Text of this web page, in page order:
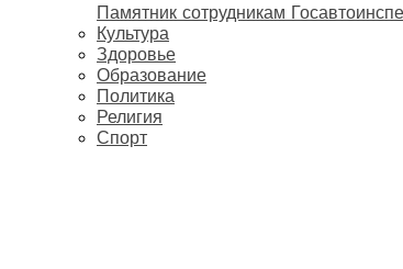
Памятник сотрудникам
Культура
Здоровье
Образование
Политика
Религия
Спорт